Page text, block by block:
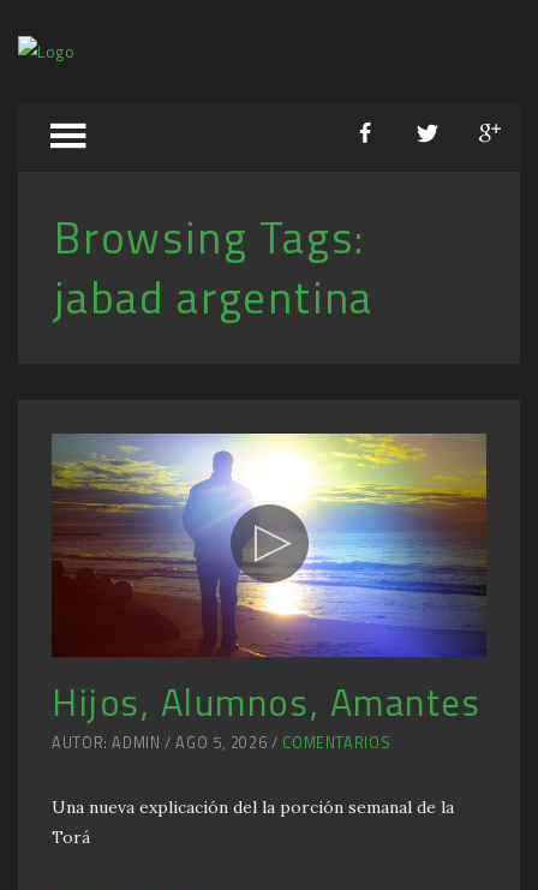
Browsing Tags:
jabad argentina
Hijos, Alumnos, Amantes
AUTOR: ADMIN / AGO 5, 2026 / COMENTARIOS
Una nueva explicación del la porción semanal de la
Torá